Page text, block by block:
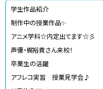
学生作品紹介
制作中の授業作品✨
アニメ学科☆内定出てます☆彡
声優・梶裕貴さん来校！
卒業生の活躍
アフレコ実習 授業見学会♪